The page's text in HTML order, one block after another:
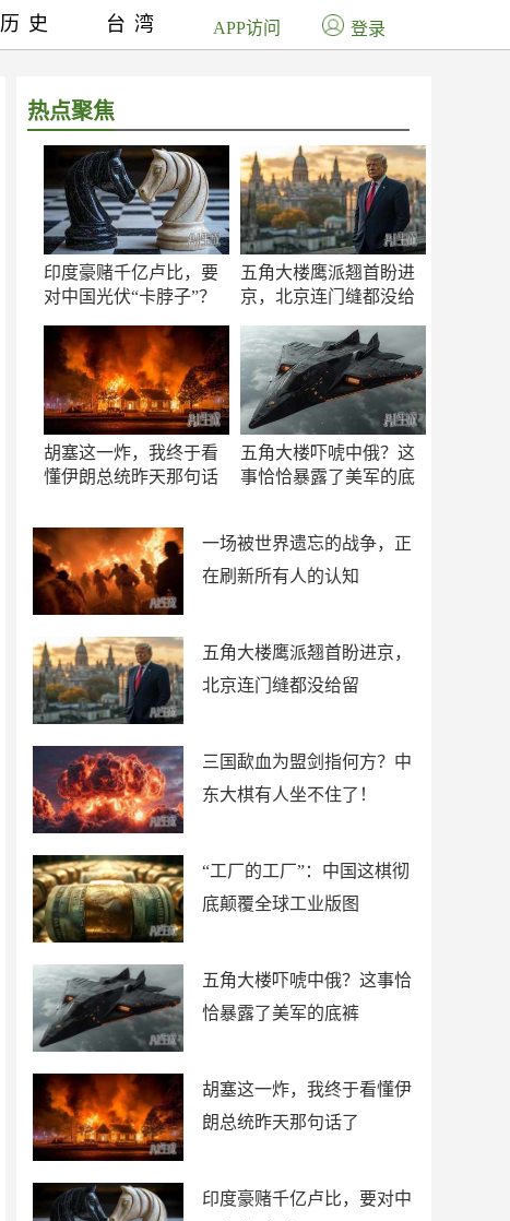
热点聚焦
印度豪赌千亿卢比，要
对中国光伏“卡脖子”？
五角大楼鹰派翘首盼进
京，北京连门缝都没给
胡塞这一炸，我终于看
懂伊朗总统昨天那句话
五角大楼吓唬中俄？这
事恰恰暴露了美军的底
一场被世界遗忘的战争，正
在刷新所有人的认知
五角大楼鹰派翘首盼进京，
北京连门缝都没给留
三国歃血为盟剑指何方？中
东大棋有人坐不住了！
“工厂的工厂”：中国这棋彻
底颠覆全球工业版图
五角大楼吓唬中俄？这事恰
恰暴露了美军的底裤
胡塞这一炸，我终于看懂伊
朗总统昨天那句话了
印度豪赌千亿卢比，要对中
历史 台湾 APP访问 登录